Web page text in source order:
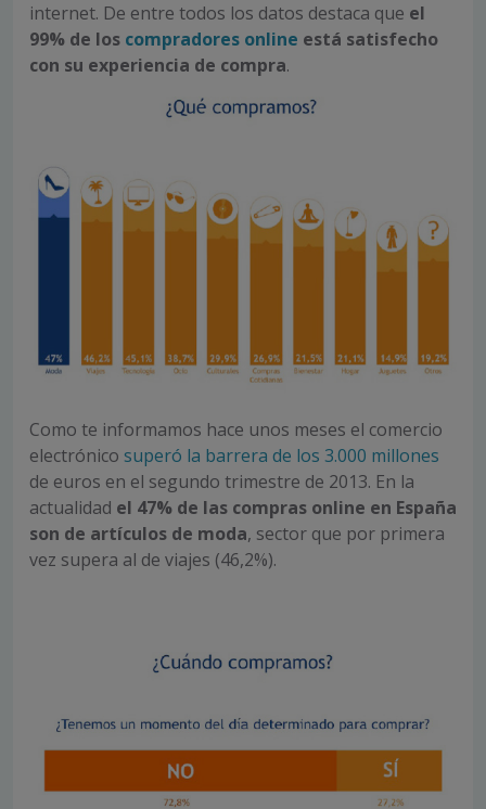
internet. De entre todos los datos destaca que el
99% de los compradores online está satisfecho
con su experiencia de compra.
Como te informamos hace unos meses el comercio
electrónico superó la barrera de los 3.000 millones
de euros en el segundo trimestre de 2013. En la
actualidad el 47% de las compras online en España
son de artículos de moda, sector que por primera
vez supera al de viajes (46,2%).